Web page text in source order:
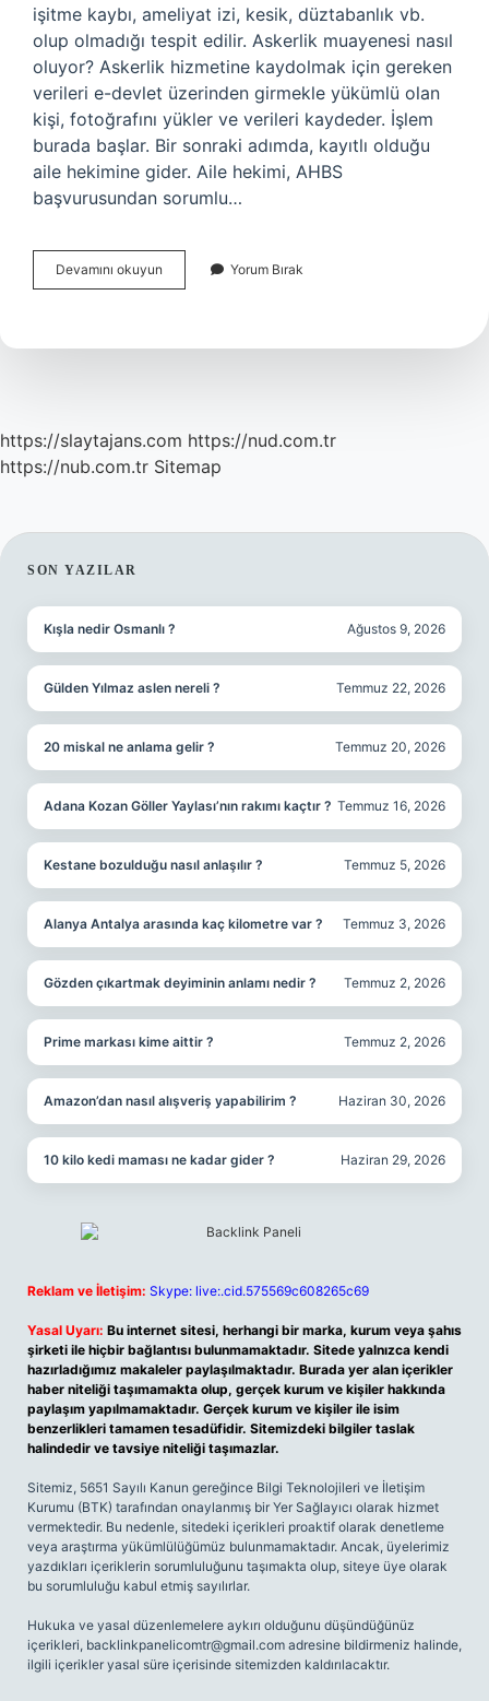
işitme kaybı, ameliyat izi, kesik, düztabanlık vb.
olup olmadığı tespit edilir. Askerlik muayenesi nasıl
oluyor? Askerlik hizmetine kaydolmak için gereken
verileri e-devlet üzerinden girmekle yükümlü olan
kişi, fotoğrafını yükler ve verileri kaydeder. İşlem
burada başlar. Bir sonraki adımda, kayıtlı olduğu
aile hekimine gider. Aile hekimi, AHBS
başvurusundan sorumlu…
Devamını okuyun
Muayene
Sürer
Yorum Bırak
https://slaytajans.com https://nud.com.tr
https://nub.com.tr Sitemap
SIDEBAR
SON YAZILAR
Kışla nedir Osmanlı ? Ağustos 9, 2026
Gülden Yılmaz aslen nereli ? Temmuz 22, 2026
20 miskal ne anlama gelir ? Temmuz 20, 2026
Adana Kozan Göller Yaylası’nın rakımı kaçtır ? Temmuz 16, 2026
Kestane bozulduğu nasıl anlaşılır ? Temmuz 5, 2026
Alanya Antalya arasında kaç kilometre var ? Temmuz 3, 2026
Gözden çıkartmak deyiminin anlamı nedir ? Temmuz 2, 2026
Prime markası kime aittir ? Temmuz 2, 2026
Amazon’dan nasıl alışveriş yapabilirim ? Haziran 30, 2026
10 kilo kedi maması ne kadar gider ? Haziran 29, 2026
Reklam ve İletişim: Skype: live:.cid.575569c608265c69
Yasal Uyarı: Bu internet sitesi, herhangi bir marka, kurum veya şahıs
şirketi ile hiçbir bağlantısı bulunmamaktadır. Sitede yalnızca kendi
hazırladığımız makaleler paylaşılmaktadır. Burada yer alan içerikler
haber niteliği taşımamakta olup, gerçek kurum ve kişiler hakkında
paylaşım yapılmamaktadır. Gerçek kurum ve kişiler ile isim
benzerlikleri tamamen tesadüfidir. Sitemizdeki bilgiler taslak
halindedir ve tavsiye niteliği taşımazlar.
Sitemiz, 5651 Sayılı Kanun gereğince Bilgi Teknolojileri ve İletişim
Kurumu (BTK) tarafından onaylanmış bir Yer Sağlayıcı olarak hizmet
vermektedir. Bu nedenle, sitedeki içerikleri proaktif olarak denetleme
veya araştırma yükümlülüğümüz bulunmamaktadır. Ancak, üyelerimiz
yazdıkları içeriklerin sorumluluğunu taşımakta olup, siteye üye olarak
bu sorumluluğu kabul etmiş sayılırlar.
Hukuka ve yasal düzenlemelere aykırı olduğunu düşündüğünüz
içerikleri, backlinkpanelicomtr@gmail.com adresine bildirmeniz halinde,
ilgili içerikler yasal süre içerisinde sitemizden kaldırılacaktır.